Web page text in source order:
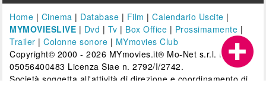
Home | Cinema | Database | Film |Calendario Uscite |
MYMOVIESLIVE | Dvd | Tv | Box Office | Prossimamente |
Trailer |Colonne sonore | MYmovies Club
Copyright© 2000 - 2026 MYmovies.it® Mo-Net s.r.l. P.IVA:
05056400483 Licenza Siae n. 2792/I/2742.
Società soggetta all'attività di direzione e coordinamento di